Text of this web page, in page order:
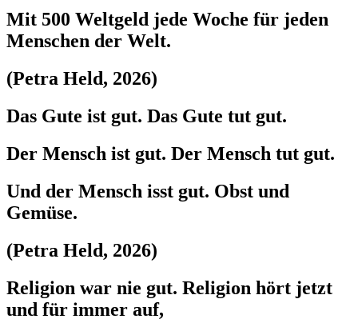
Mit 500 Weltgeld jede Woche für jeden
Menschen der Welt.
(Petra Held, 2026)
Das Gute ist gut. Das Gute tut gut.
Der Mensch ist gut. Der Mensch tut gut.
Und der Mensch isst gut. Obst und
Gemüse.
(Petra Held, 2026)
Religion war nie gut. Religion hört jetzt
und für immer auf,